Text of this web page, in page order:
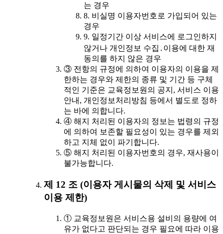
는 경우
8. 비실명 이용자번호로 가입되어 있는
경우
9. 일정기간 이상 서비스에 로그인하지
않거나 개인정보 수집․이용에 대한 재
동의를 하지 않은 경우
③ 전항의 규정에 의하여 이용자의 이용을 제
한하는 경우와 제한의 종류 및 기간 등 구체
적인 기준은 교육정보원의 공지, 서비스 이용
안내, 개인정보처리방침 등에서 별도로 정하
는 바에 의합니다.
④ 해지 처리된 이용자의 정보는 법령의 규정
에 의하여 보존할 필요성이 있는 경우를 제외
하고 지체 없이 파기합니다.
⑤ 해지 처리된 이용자번호의 경우, 재사용이
불가능합니다.
제 12 조 (이용자 게시물의 삭제 및 서비스
이용 제한)
① 교육정보원은 서비스용 설비의 용량에 여
유가 없다고 판단되는 경우 필요에 따라 이용